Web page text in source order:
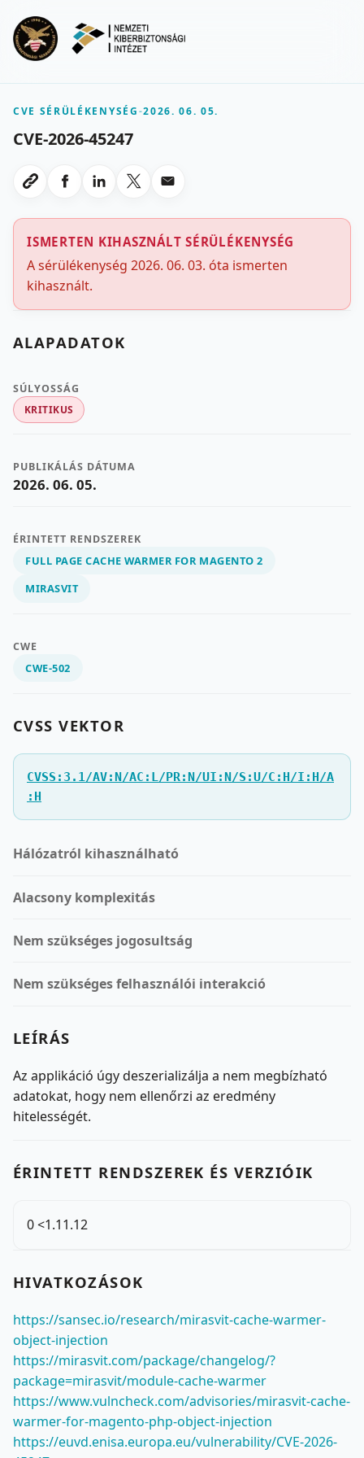
CVE SÉRÜLÉKENYSÉG-2026. 06. 05.
CVE-2026-45247
Link masolasa
Megosztas Facebookon
Megosztas LinkedInen
Megosztas X-en
Megosztas emailben
ISMERTEN KIHASZNÁLT SÉRÜLÉKENYSÉG
A sérülékenység 2026. 06. 03. óta ismerten
kihasznált.
ALAPADATOK
SÚLYOSSÁG
KRITIKUS
PUBLIKÁLÁS DÁTUMA
2026. 06. 05.
ÉRINTETT RENDSZEREK
FULL PAGE CACHE WARMER FOR MAGENTO 2
MIRASVIT
CWE
CWE-502
CVSS VEKTOR
CVSS:3.1/AV:N/AC:L/PR:N/UI:N/S:U/C:H/I:H/A
:H
Hálózatról kihasználható
Alacsony komplexitás
Nem szükséges jogosultság
Nem szükséges felhasználói interakció
LEÍRÁS
Az applikáció úgy deszerializálja a nem megbízható
adatokat, hogy nem ellenőrzi az eredmény
hitelességét.
ÉRINTETT RENDSZEREK ÉS VERZIÓIK
0 <1.11.12
HIVATKOZÁSOK
https://sansec.io/research/mirasvit-cache-warmer-
object-injection
https://mirasvit.com/package/changelog/?
package=mirasvit/module-cache-warmer
https://www.vulncheck.com/advisories/mirasvit-cache-
warmer-for-magento-php-object-injection
https://euvd.enisa.europa.eu/vulnerability/CVE-2026-